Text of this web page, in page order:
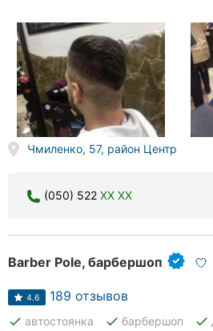
Чмиленко, 57, район Центр
(050) 522 XX XX
Barber Pole, барбершоп
4.6 189 отзывов
done автостоянка done барбершоп done